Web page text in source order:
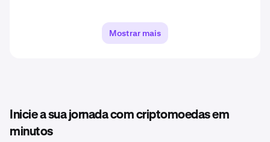
Mostrar mais
Inicie a sua jornada com criptomoedas em
minutos